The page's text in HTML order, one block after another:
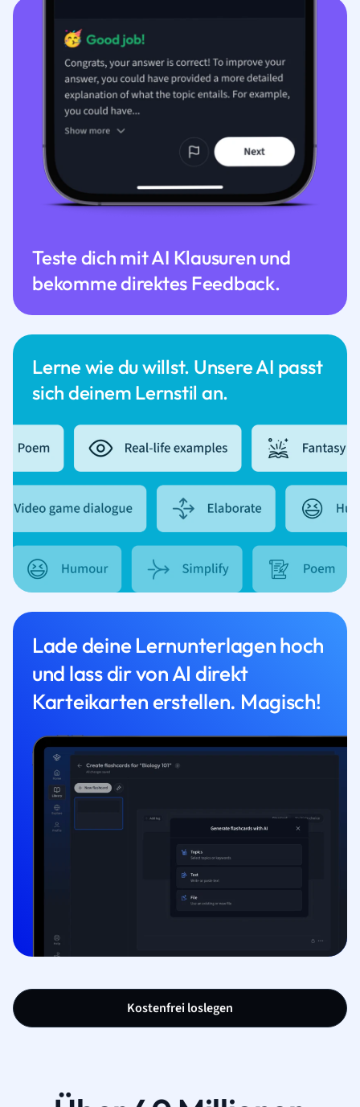
Lerne wie du willst. Unsere AI passt
sich deinem Lernstil an.
Teste dich mit AI Klausuren und
bekomme direktes Feedback.
Lade deine Lernunterlagen hoch
und lass dir von AI direkt
Karteikarten erstellen. Magisch!
Kostenfrei loslegen